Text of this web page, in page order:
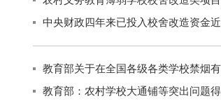
中央财政四年来已投入校舍改造资金
教育部关于在全国各级各类学校禁烟
教育部：农村学校大通铺等突出问题